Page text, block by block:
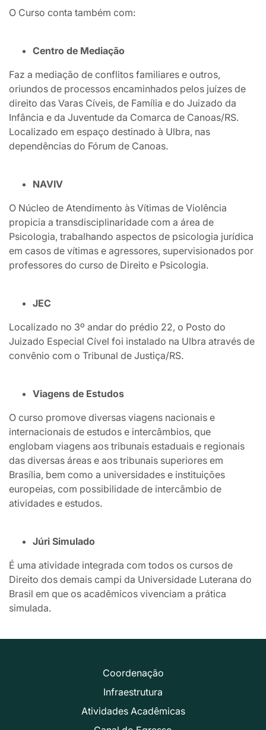
O Curso conta também com:
Centro de Mediação
Faz a mediação de conflitos familiares e outros,
oriundos de processos encaminhados pelos juízes de
direito das Varas Cíveis, de Família e do Juizado da
Infância e da Juventude da Comarca de Canoas/RS.
Localizado em espaço destinado à Ulbra, nas
dependências do Fórum de Canoas.
NAVIV
O Núcleo de Atendimento às Vítimas de Violência
propicia a transdisciplinaridade com a área de
Psicologia, trabalhando aspectos de psicologia jurídica
em casos de vítimas e agressores, supervisionados por
professores do curso de Direito e Psicologia.
JEC
Localizado no 3º andar do prédio 22, o Posto do
Juizado Especial Cível foi instalado na Ulbra através de
convênio com o Tribunal de Justiça/RS.
Viagens de Estudos
O curso promove diversas viagens nacionais e
internacionais de estudos e intercâmbios, que
englobam viagens aos tribunais estaduais e regionais
das diversas áreas e aos tribunais superiores em
Brasília, bem como a universidades e instituições
europeias, com possibilidade de intercâmbio de
atividades e estudos.
Júri Simulado
É uma atividade integrada com todos os cursos de
Direito dos demais campi da Universidade Luterana do
Brasil em que os acadêmicos vivenciam a prática
simulada.
Coordenação
Infraestrutura
Atividades Acadêmicas